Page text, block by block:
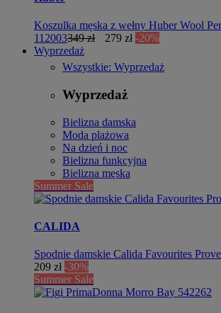
Koszulka męska z wełny Huber Wool
112003349 zł 279 zł -20%
Wyprzedaż
Wszystkie: Wyprzedaż
Wyprzedaż
Bielizna damska
Moda plażowa
Na dzień i noc
Bielizna funkcyjna
Bielizna męska
Summer Sale
CALIDA
Spodnie damskie Calida Favourites
209 zł -30%
Summer Sale